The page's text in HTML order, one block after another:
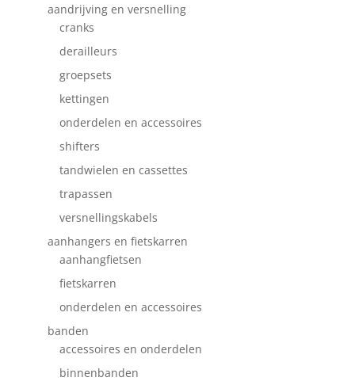
aandrijving en versnelling
cranks
derailleurs
groepsets
kettingen
onderdelen en accessoires
shifters
tandwielen en cassettes
trapassen
versnellingskabels
aanhangers en fietskarren
aanhangfietsen
fietskarren
onderdelen en accessoires
banden
accessoires en onderdelen
binnenbanden